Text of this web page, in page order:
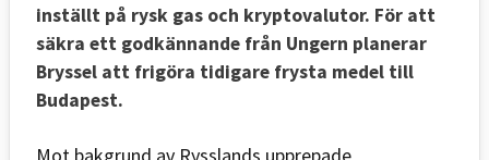
inställt på rysk gas och kryptovalutor. För att
säkra ett godkännande från Ungern planerar
Bryssel att frigöra tidigare frysta medel till
Budapest.
Mot bakgrund av Rysslands upprepade